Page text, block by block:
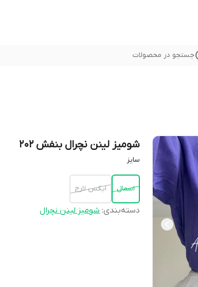
جستجو در محصولات
شومیز لینن نچرال بنفش 202
سايز
اسمال ايكس لارج
دسته‌بندی:شوميز لينن نچرال